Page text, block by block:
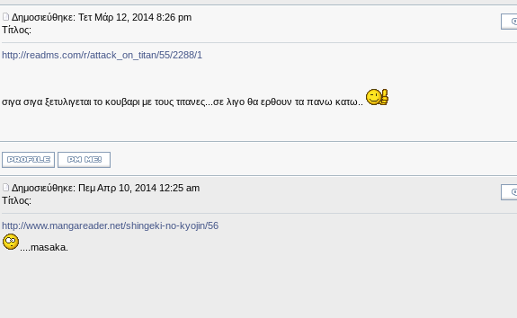
Δημοσιεύθηκε: Τετ Μάρ 12, 2014 8:26 pm
Τίτλος:
http://readms.com/r/attack_on_titan/55/2288/1
σιγα σιγα ξετυλιγεται το κουβαρι με τους τιτανες...σε λιγο θα ερθουν τα πανω κατω..
Δημοσιεύθηκε: Πεμ Απρ 10, 2014 12:25 am
Τίτλος:
http://www.mangareader.net/shingeki-no-kyojin/56
....masaka.